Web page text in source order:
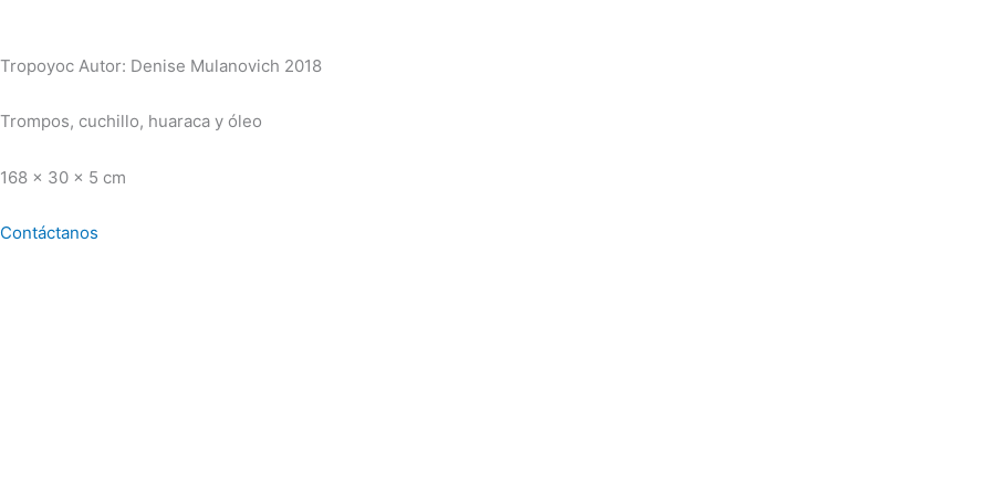
Tropoyoc Autor: Denise Mulanovich 2018
Trompos, cuchillo, huaraca y óleo
168 x 30 x 5 cm
Contáctanos